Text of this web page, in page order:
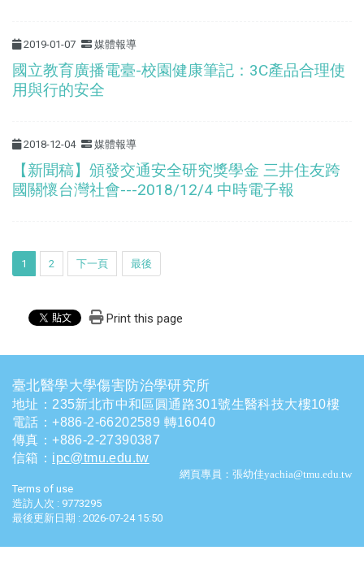
2019-01-07 媒體報導
國立教育廣播電臺-校園健康筆記：3C產品合理使
用與行的安全
2018-12-04 媒體報導
【新聞稿】頒發交通安全研究獎學金 三井住友跨
國關懷台灣社會---2018/12/4 中時電子報
1 2 下一頁 最後
Print this page
臺北醫學大學傷害防治學研究所
地址：235新北市中和區圓通路301號生醫科技大樓10樓
電話 ：+886-2-66202589 轉16040
傳真：+886-2-27390387
信箱 ： ipc@tmu.edu.tw
網頁專員：張幼佳yachia@tmu.edu.tw
Terms of use
造訪人次 : 9773295
最後更新日期 : 2026-07-24 15:50